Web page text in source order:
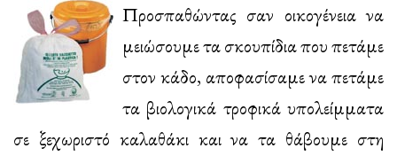
σακούλες
απο
καλαμπόκι?
Προσπαθώντας σαν οικογένεια να
μειώσουμε τα σκουπίδια που πετάμε
στον κάδο, αποφασίσαμε να πετάμε
τα βιολογικά τροφικά υπολείμματα
σε ξεχωριστό καλαθάκι και να τα θάβουμε στη